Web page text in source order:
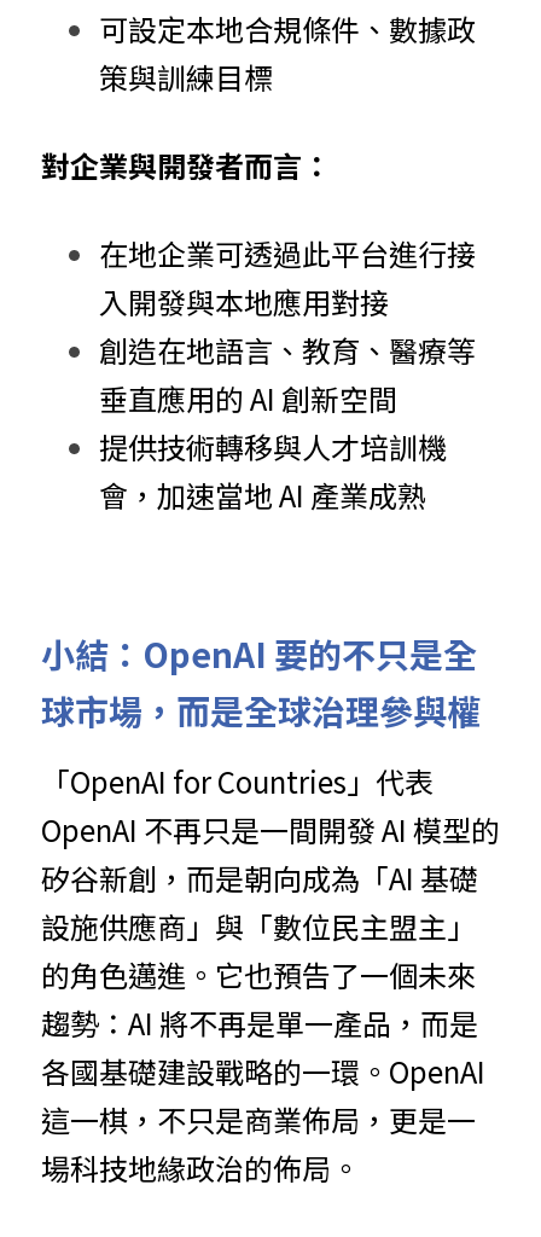
可設定本地合規條件、數據政
策與訓練目標
對企業與開發者而言：
在地企業可透過此平台進行接
入開發與本地應用對接
創造在地語言、教育、醫療等
垂直應用的 AI 創新空間
提供技術轉移與人才培訓機
會，加速當地 AI 產業成熟
小結：OpenAI 要的不只是全
球市場，而是全球治理參與權
「OpenAI for Countries」代表
OpenAI 不再只是一間開發 AI 模型的
矽谷新創，而是朝向成為「AI 基礎
設施供應商」與「數位民主盟主」
的角色邁進。它也預告了一個未來
趨勢：AI 將不再是單一產品，而是
各國基礎建設戰略的一環。OpenAI
這一棋 ，不只是商業佈局，更是一
場科技地緣政治的佈局。